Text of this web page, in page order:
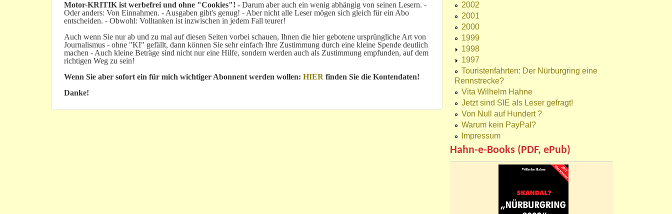
Motor-KRITIK ist werbefrei und ohne "Cookies"! - Darum aber auch ein wenig abhängig von seinen Lesern. -
Oder anders: Von Einnahmen. - Ausgaben gibt's genug! - Aber nicht alle Leser mögen sich gleich für ein Abo
entscheiden. - Obwohl: Volltanken ist inzwischen in jedem Fall teurer!
Auch wenn Sie nur ab und zu mal auf diesen Seiten vorbei schauen, Ihnen die hier gebotene ursprüngliche Art von
Journalismus - ohne "KI" gefällt, dann können Sie sehr einfach Ihre Zustimmung durch eine kleine Spende deutlich
machen - Auch kleine Beträge sind nicht nur eine Hilfe, sondern werden auch als Zustimmung empfunden, auf dem
richtigen Weg zu sein!
Wenn Sie aber sofort ein für mich wichtiger Abonnent werden wollen: HIER finden Sie die Kontendaten!
Danke!
2002
2001
2000
1999
1998
1997
Touristenfahrten: Der Nürburgring eine
Rennstrecke?
Vita Wilhelm Hahne
Jetzt sind SIE als Leser gefragt!
Von Null auf Hundert ?
Warum kein PayPal?
Impressum
Hahn-e-Books (PDF, ePub)